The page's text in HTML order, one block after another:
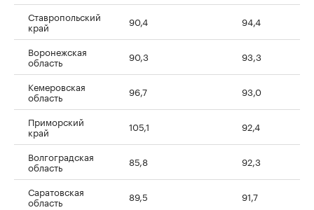
Ставропольский
край 90,4 94,4
Воронежская
область 90,3 93,3
Кемеровская
область 96,7 93,0
Приморский
край 105,1 92,4
Волгоградская
область 85,8 92,3
Саратовская
область 89,5 91,7